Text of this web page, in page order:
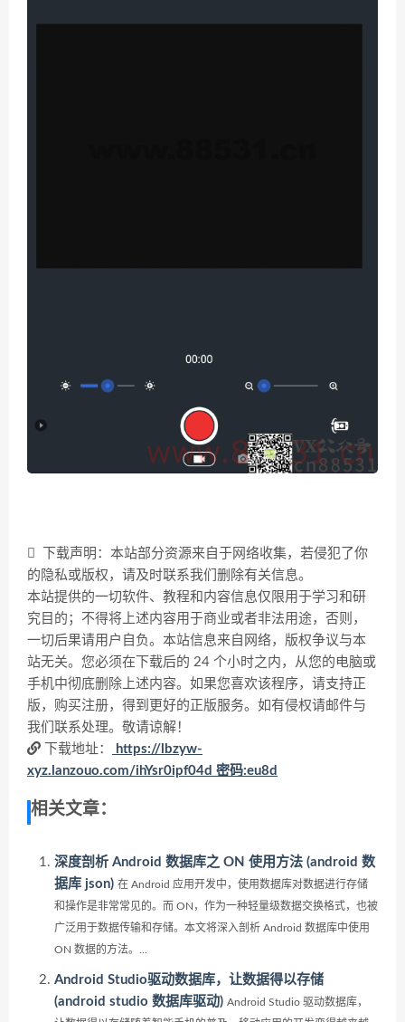
下载声明：本站部分资源来自于网络收集，若侵犯了你
的隐私或版权，请及时联系我们删除有关信息。
本站提供的一切软件、教程和内容信息仅限用于学习和研
究目的；不得将上述内容用于商业或者非法用途，否则，
一切后果请用户自负。本站信息来自网络，版权争议与本
站无关。您必须在下载后的 24 个小时之内，从您的电脑或
手机中彻底删除上述内容。如果您喜欢该程序，请支持正
版，购买注册，得到更好的正版服务。如有侵权请邮件与
我们联系处理。敬请谅解！
下载地址：
https://lbzyw-
xyz.lanzouo.com/ihYsr0ipf04d 密码:eu8d
相关文章：
深度剖析 Android 数据库之 ON 使用方法 (android 数
据库 json) 在 Android 应用开发中，使用数据库对数据进行存储
和操作是非常常见的。而 ON，作为一种轻量级数据交换格式，也被
广泛用于数据传输和存储。本文将深入剖析 Android 数据库中使用
ON 数据的方法。...
Android Studio驱动数据库，让数据得以存储
(android studio 数据库驱动) Android Studio 驱动数据库，